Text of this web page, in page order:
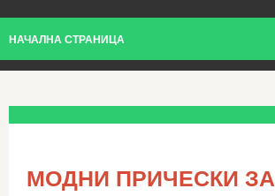
НАЧАЛНА СТРАНИЦА
МОДНИ ПРИЧЕСКИ ЗА